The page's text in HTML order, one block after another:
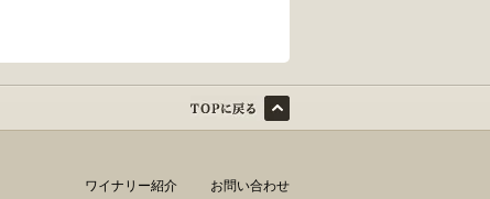
ワイナリー紹介 お問い合わせ